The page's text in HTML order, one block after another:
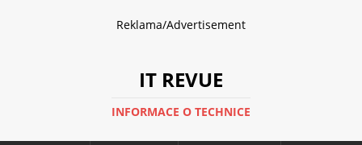
Reklama/Advertisement
IT REVUE
INFORMACE O TECHNICE